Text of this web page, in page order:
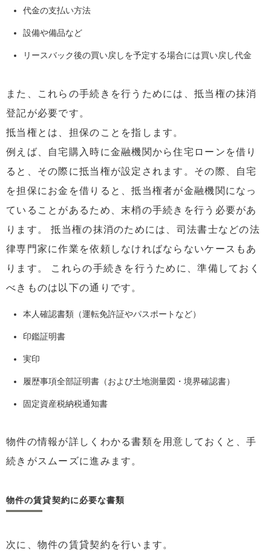
代金の支払い方法
設備や備品など
リースバック後の買い戻しを予定する場合には買い戻し代金
また、これらの手続きを行うためには、抵当権の抹消
登記が必要です。
抵当権とは、担保のことを指します。
例えば、自宅購入時に金融機関から住宅ローンを借り
ると、その際に抵当権が設定されます。その際、自宅
を担保にお金を借りると、抵当権者が金融機関になっ
ていることがあるため、末梢の手続きを行う必要があ
ります。 抵当権の抹消のためには、司法書士などの法
律専門家に作業を依頼しなければならないケースもあ
ります。 これらの手続きを行うために、準備しておく
べきものは以下の通りです。
本人確認書類（運転免許証やパスポートなど）
印鑑証明書
実印
履歴事項全部証明書（および土地測量図・境界確認書）
固定資産税納税通知書
物件の情報が詳しくわかる書類を用意しておくと、手
続きがスムーズに進みます。
物件の賃貸契約に必要な書類
次に、物件の賃貸契約を行います。